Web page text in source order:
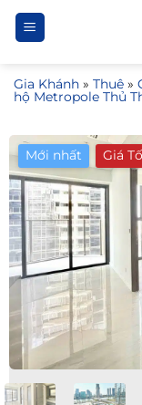
Bỏ
qua
dung
Gia Khánh » Thuê »
hộ Metropole Thủ
Mới nhất Giá